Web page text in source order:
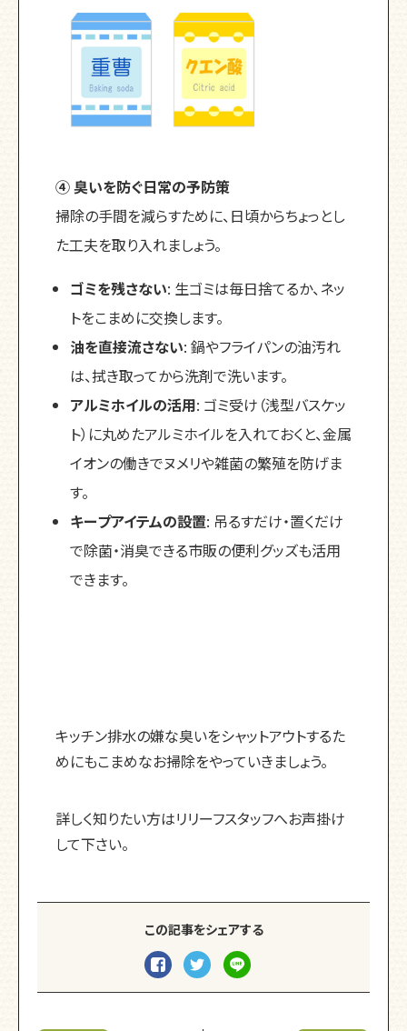
④ 臭いを防ぐ日常の予防策
掃除の手間を減らすために、日頃からちょっとし
た工夫を取り入れましょう。
ゴミを残さない: 生ゴミは毎日捨てるか、ネッ
トをこまめに交換します。
油を直接流さない: 鍋やフライパンの油汚れ
は、拭き取ってから洗剤で洗います。
アルミホイルの活用: ゴミ受け（浅型バスケッ
ト）に丸めたアルミホイルを入れておくと、金属
イオンの働きでヌメリや雑菌の繁殖を防げま
す。
キープアイテムの設置: 吊るすだけ・置くだけ
で除菌・消臭できる市販の便利グッズも活用
できます。
キッチン排水の嫌な臭いをシャットアウトするた
めにもこまめなお掃除をやっていきましょう。
詳しく知りたい方はリリーフスタッフへお声掛け
して下さい。
この記事をシェアする